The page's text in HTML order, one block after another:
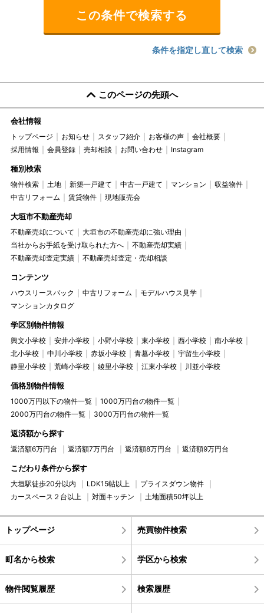
条件を指定し直して検索
このページの先頭へ
会社情報
トップページ お知らせ スタッフ紹介 お客様の声
会社概要
採用情報
会員登録 売却相談 お問い合わせ Instagram
種別検索
物件検索 土地 新築一戸建て 中古一戸建て マンション
収益物件
中古リフォーム
賃貸物件 現地販売会
大垣市不動産売却
不動産売却について
大垣市の不動産売却に強い理由
当社からお手紙を受け取られた方へ
不動産売却実績
不動産売却査定実績
不動産売却査定・売却相談
コンテンツ
ハウスリースバック 中古リフォーム
モデルハウス見学
マンションカタログ
学区別物件情報
興文小学校 安井小学校 小野小学校 東小学校 西小学校
南小学校
北小学校
中川小学校 赤坂小学校 青墓小学校
宇留生小学校
静里小学校
荒崎小学校 綾里小学校 江東小学校 川並小学校
価格別物件情報
1000万円以下の物件一覧
1000万円台の物件一覧
2000万円台の物件一覧
3000万円台の物件一覧
返済額から探す
返済額6万円台 返済額7万円台 返済額8万円台 返済額9万円台
こだわり条件から探す
大垣駅徒歩20分以内 LDK15帖以上
プライスダウン物件
カースペース２台以上
対面キッチン 土地面積50坪以上
トップページ 売買物件検索
町名から検索 学区から検索
物件閲覧履歴 検索履歴